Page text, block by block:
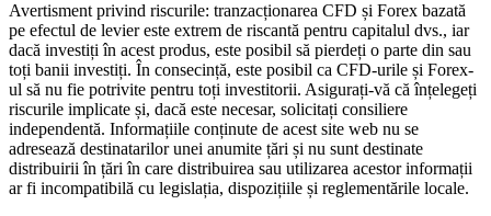
Avertisment privind riscurile: tranzacționarea CFD și Forex bazată
pe efectul de levier este extrem de riscantă pentru capitalul dvs., iar
dacă investiți în acest produs, este posibil să pierdeți o parte din sau
toți banii investiți. În consecință, este posibil ca CFD-urile și Forex-
ul să nu fie potrivite pentru toți investitorii. Asigurați-vă că înțelegeți
riscurile implicate și, dacă este necesar, solicitați consiliere
independentă. Informațiile conținute de acest site web nu se
adresează destinatarilor unei anumite țări și nu sunt destinate
distribuirii în țări în care distribuirea sau utilizarea acestor informații
ar fi incompatibilă cu legislația, dispozițiile și reglementările locale.